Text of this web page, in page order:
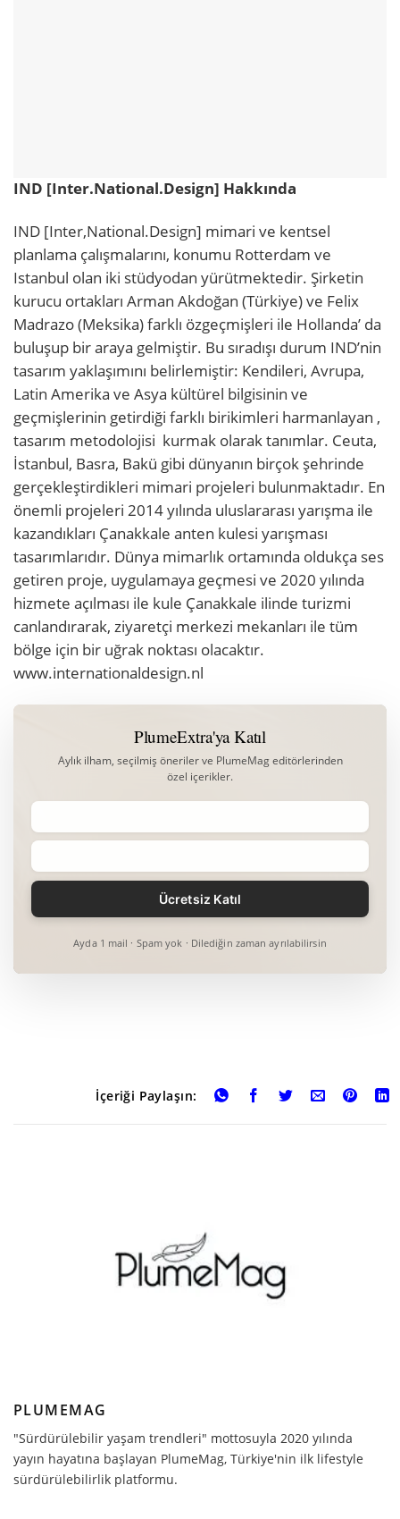
IND [Inter.National.Design] Hakkında
IND [Inter,National.Design] mimari ve kentsel
planlama çalışmalarını, konumu Rotterdam ve
Istanbul olan iki stüdyodan yürütmektedir. Şirketin
kurucu ortakları Arman Akdoğan (Türkiye) ve Felix
Madrazo (Meksika) farklı özgeçmişleri ile Hollanda’ da
buluşup bir araya gelmiştir. Bu sıradışı durum IND’nin
tasarım yaklaşımını belirlemiştir: Kendileri, Avrupa,
Latin Amerika ve Asya kültürel bilgisinin ve
geçmişlerinin getirdiği farklı birikimleri harmanlayan ,
tasarım metodolojisi kurmak olarak tanımlar. Ceuta,
İstanbul, Basra, Bakü gibi dünyanın birçok şehrinde
gerçekleştirdikleri mimari projeleri bulunmaktadır. En
önemli projeleri 2014 yılında uluslararası yarışma ile
kazandıkları Çanakkale anten kulesi yarışması
tasarımlarıdır. Dünya mimarlık ortamında oldukça ses
getiren proje, uygulamaya geçmesi ve 2020 yılında
hizmete açılması ile kule Çanakkale ilinde turizmi
canlandırarak, ziyaretçi merkezi mekanları ile tüm
bölge için bir uğrak noktası olacaktır.
www.internationaldesign.nl
PlumeExtra'ya Katıl
Aylık ilham, seçilmiş öneriler ve PlumeMag editörlerinden
özel içerikler.
Ayda 1 mail · Spam yok · Dilediğin zaman ayrılabilirsin
İçeriği Paylaşın:
PLUMEMAG
"Sürdürülebilir yaşam trendleri" mottosuyla 2020 yılında
yayın hayatına başlayan PlumeMag, Türkiye'nin ilk lifestyle
sürdürülebilirlik platformu.